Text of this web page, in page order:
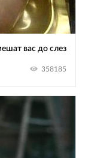
вас до слез
358185